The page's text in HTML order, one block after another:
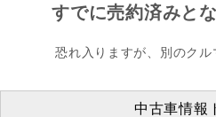
すでに売約済みと
恐れ入りますが、別のクル
中古車情報